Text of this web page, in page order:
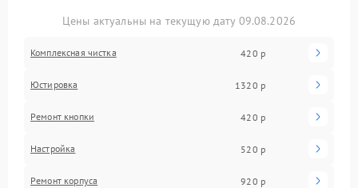
Цены актуальны на текущую дату 09.08.2026
Комплексная чистка 420 р
Юстировка 1320 р
Ремонт кнопки 420 р
Настройка 520 р
Ремонт корпуса 920 р